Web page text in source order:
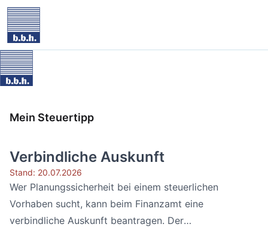
Mein Steuertipp
Verbindliche Auskunft
Stand: 20.07.2026
Wer Planungssicherheit bei einem steuerlichen
Vorhaben sucht, kann beim Finanzamt eine
verbindliche Auskunft beantragen. Der